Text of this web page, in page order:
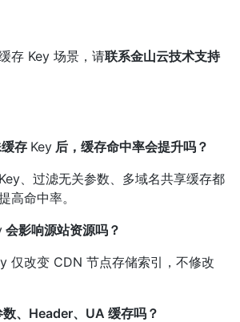
存 Key 场景，请联系金山云技术支持
存 Key后，缓存命中率会提升吗？
、过滤无关参数、多域名共享缓存都
高命中率。
会影响源站资源吗？
仅改变 CDN 节点存储索引，不修改
、Header、UA 缓存吗？